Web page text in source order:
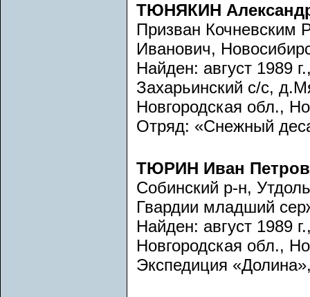
ТЮНЯКИН
Призван Кочневским
Иванович,
Найден: август 1989
Захарьинский с/с,
Новгородская обл.,
Отряд: «Снежный
ТЮРИН Иван
Собинский р-н,
Гвардии младший
Найден: август 1989
Новгородская обл.,
Экспедиция